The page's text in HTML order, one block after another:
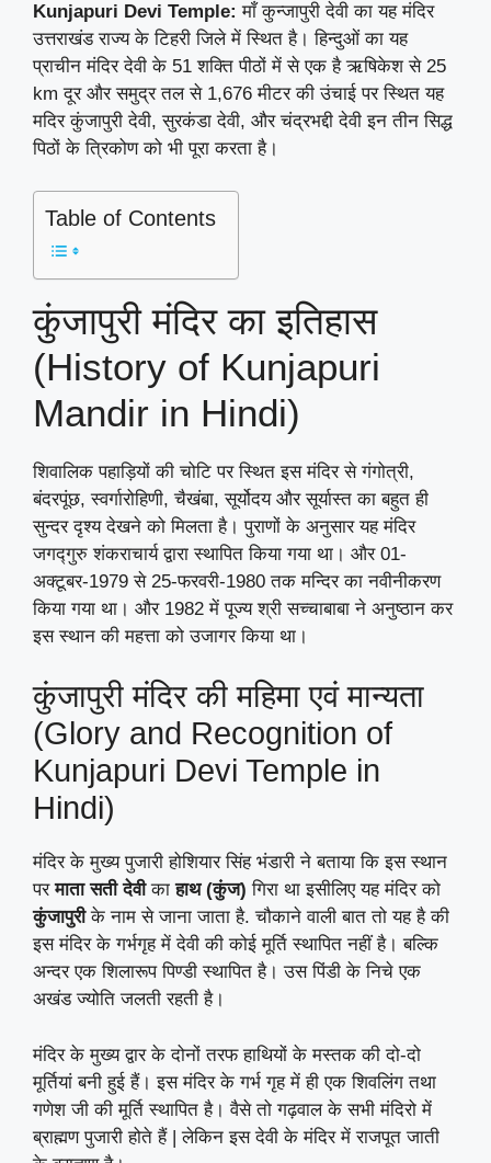
Kunjapuri Devi Temple: माँ कुन्जापुरी देवी का यह मंदिर
उत्तराखंड राज्य के टिहरी जिले में स्थित है। हिन्दुओं का यह
प्राचीन मंदिर देवी के 51 शक्ति पीठों में से एक है ऋषिकेश से 25
km दूर और समुद्र तल से 1,676 मीटर की उंचाई पर स्थित यह
मदिर कुंजापुरी देवी, सुरकंडा देवी, और चंद्रभद्दी देवी इन तीन सिद्ध
पिठों के त्रिकोण को भी पूरा करता है।
Table of Contents
कुंजापुरी मंदिर का इतिहास
(History of Kunjapuri
Mandir in Hindi)
शिवालिक पहाड़ियों की चोटि पर स्थित इस मंदिर से गंगोत्री,
बंदरपूंछ, स्वर्गारोहिणी, चैखंबा, सूर्योदय और सूर्यास्त का बहुत ही
सुन्दर दृश्य देखने को मिलता है। पुराणों के अनुसार यह मंदिर
जगद्गुरु शंकराचार्य द्वारा स्थापित किया गया था। और 01-
अक्टूबर-1979 से 25-फरवरी-1980 तक मन्दिर का नवीनीकरण
किया गया था। और 1982 में पूज्य श्री सच्चाबाबा ने अनुष्ठान कर
इस स्थान की महत्ता को उजागर किया था।
कुंजापुरी मंदिर की महिमा एवं मान्यता
(Glory and Recognition of
Kunjapuri Devi Temple in
Hindi)
मंदिर के मुख्य पुजारी होशियार सिंह भंडारी ने बताया कि इस स्थान
परमाता सती देवीकाहाथ (कुंज) गिरा था इसीलिए यह मंदिर को
कुंजापुरीके नाम से जाना जाता है. चौकाने वाली बात तो यह है की
इस मंदिर के गर्भगृह में देवी की कोई मूर्ति स्थापित नहीं है। बल्कि
अन्दर एक शिलारूप पिण्डी स्थापित है। उस पिंडी के निचे एक
अखंड ज्योति जलती रहती है।
मंदिर के मुख्य द्वार के दोनों तरफ हाथियों के मस्तक की दो-दो
मूर्तियां बनी हुई हैं। इस मंदिर के गर्भ गृह में ही एक शिवलिंग तथा
गणेश जी की मूर्ति स्थापित है। वैसे तो गढ़वाल के सभी मंदिरो में
ब्राह्मण पुजारी होते हैं | लेकिन इस देवी के मंदिर में राजपूत जाती